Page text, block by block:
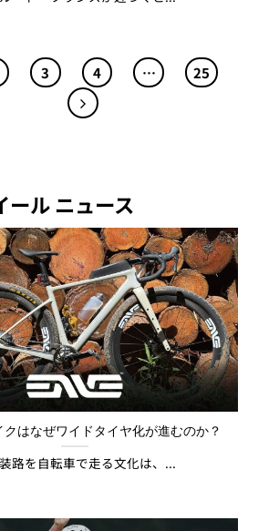
3 4 … 25
ール ニュース
はなぜワイドタイヤ化が進むのか？
路を自転車で走る文化は、...